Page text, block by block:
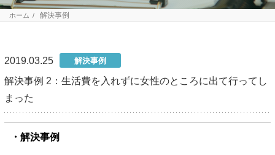
ホーム 解決事例
2019.03.25 解決事例
解決事例 2：生活費を入れずに女性のところに出て行ってし
まった
解決事例